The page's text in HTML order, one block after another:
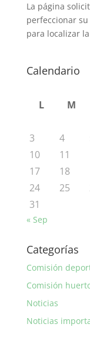
La página
perfeccionar
para localizar
Calendario
L M
3
4
10
11
17
18
24
25
31
« Sep
Categorías
Comisión
Comisión
Noticias
Noticias